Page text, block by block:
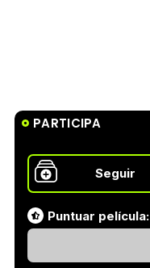
PARTICIPA
Seguir
Puntuar película: